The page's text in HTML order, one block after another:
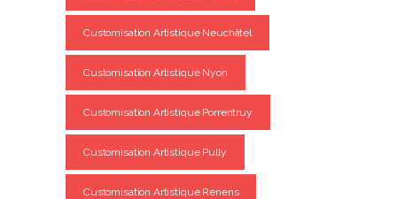
Customisation Artistique Neuchâtel
Customisation Artistique Nyon
Customisation Artistique Porrentruy
Customisation Artistique Pully
Customisation Artistique Renens